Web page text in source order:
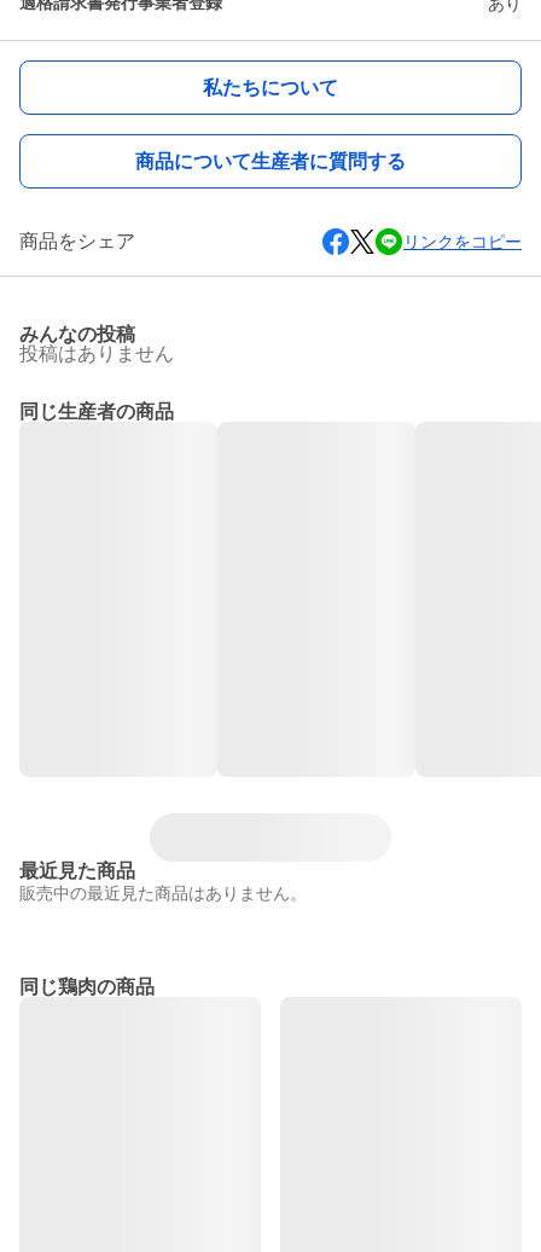
私たちについて
商品について生産者に質問する
商品をシェア リンクをコピー
みんなの投稿
投稿はありません
同じ生産者の商品
最近見た商品
販売中の最近見た商品はありません。
同じ鶏肉の商品